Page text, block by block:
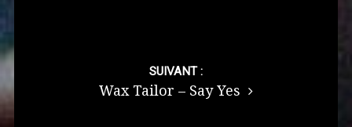
SUIVANT :
Wax Tailor – Say Yes